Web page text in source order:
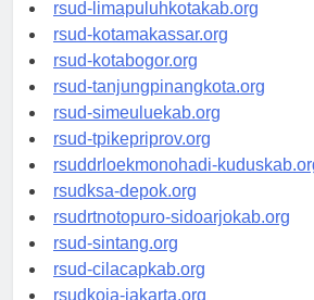
rsud-limapuluhkotakab.org
rsud-kotamakassar.org
rsud-kotabogor.org
rsud-tanjungpinangkota.org
rsud-simeuluekab.org
rsud-tpikepriprov.org
rsuddrloekmonohadi-kuduskab.org
rsudksa-depok.org
rsudrtnotopuro-sidoarjokab.org
rsud-sintang.org
rsud-cilacapkab.org